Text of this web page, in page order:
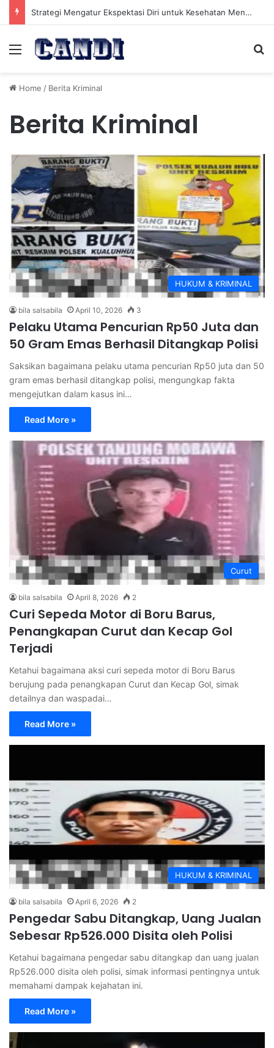
Strategi Mengatur Ekspektasi Diri untuk Kesehatan Mental yang Lebih Seimbang
Menu
Home / Berita Kriminal
Berita Kriminal
HUKUM & KRIMINAL
bila salsabila April 10, 2026 3
Pelaku Utama Pencurian Rp50 Juta dan
50 Gram Emas Berhasil Ditangkap Polisi
Saksikan bagaimana pelaku utama pencurian Rp50 juta dan 50
gram emas berhasil ditangkap polisi, mengungkap fakta
mengejutkan dalam kasus ini…
Read More »
Curut
bila salsabila April 8, 2026 2
Curi Sepeda Motor di Boru Barus,
Penangkapan Curut dan Kecap Gol
Terjadi
Ketahui bagaimana aksi curi sepeda motor di Boru Barus
berujung pada penangkapan Curut dan Kecap Gol, simak
detailnya dan waspadai…
Read More »
HUKUM & KRIMINAL
bila salsabila April 6, 2026 2
Pengedar Sabu Ditangkap, Uang Jualan
Sebesar Rp526.000 Disita oleh Polisi
Ketahui bagaimana pengedar sabu ditangkap dan uang jualan
Rp526.000 disita oleh polisi, simak informasi pentingnya untuk
memahami dampak kejahatan ini.
Read More »